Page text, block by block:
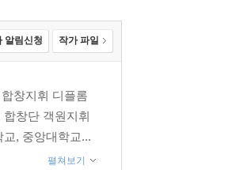
알림신청 작가 파일
창지휘 디플롬
창단 객원지휘
, 중앙대학교...
펼쳐보기